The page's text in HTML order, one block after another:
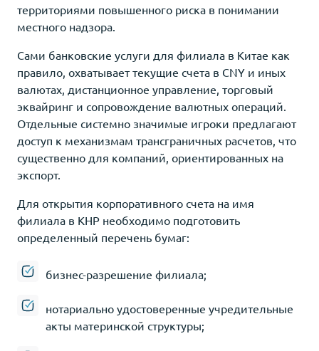
территориями повышенного риска в понимании
местного надзора.
Сами банковские услуги для филиала в Китае как
правило, охватывает текущие счета в CNY и иных
валютах, дистанционное управление, торговый
эквайринг и сопровождение валютных операций.
Отдельные системно значимые игроки предлагают
доступ к механизмам трансграничных расчетов, что
существенно для компаний, ориентированных на
экспорт.
Для открытия корпоративного счета на имя
филиала в КНР необходимо подготовить
определенный перечень бумаг:
бизнес-разрешение филиала;
нотариально удостоверенные учредительные
акты материнской структуры;